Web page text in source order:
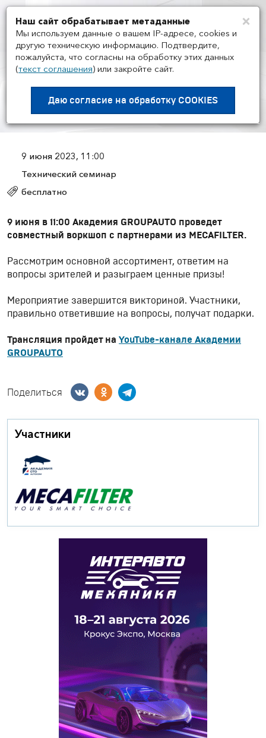
МЕРОПРИЯТИЯ/
Воркшоп MECAFILTER и
Академии GROUPAUTO
9 июня 2023, 11:00
Технический семинар
бесплатно
9 июня в 11:00 Академия GROUPAUTO проведет
совместный воркшоп с партнерами из MECAFILTER.
Рассмотрим основной ассортимент, ответим на
вопросы зрителей и разыграем ценные призы!
Мероприятие завершится викториной. Участники,
правильно ответившие на вопросы, получат подарки.
Трансляция пройдет на YouTube-канале Академии
GROUPAUTO
Поделиться
Участники
×
Наш сайт обрабатывает метаданные
Мы используем данные о вашем IP-адресе, cookies и
другую техническую информацию. Подтвердите,
пожалуйста, что согласны на обработку этих данных
(текст соглашения) или закройте сайт.
Даю согласие на обработку COOKIES